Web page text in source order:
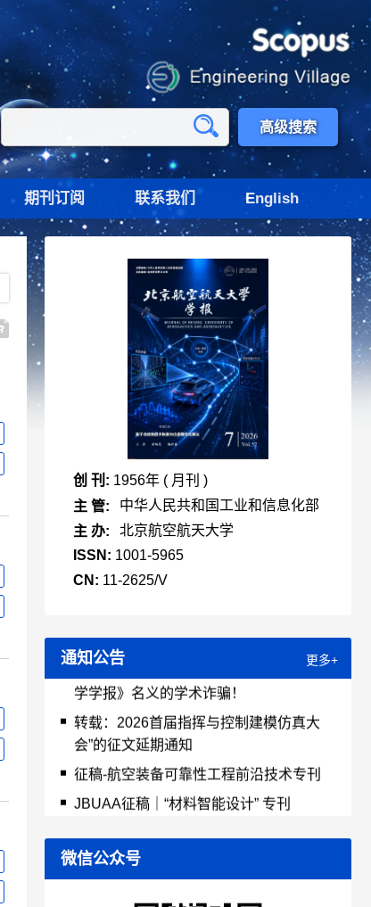
高级搜索
期刊订阅 联系我们 English
创 刊: 1956年 ( 月刊 )
主 管:
中华人民共和国工业和信息化部
主 办:
北京航空航天大学
ISSN: 1001-5965
CN: 11-2625/V
通知公告 更多+
【严正声明】警惕仿冒《北京航空航天大
学学报》名义的学术诈骗！
转载：2026首届指挥与控制建模仿真大
会”的征文延期通知
征稿-航空装备可靠性工程前沿技术专刊
JBUAA征稿｜“材料智能设计” 专刊
微信公众号